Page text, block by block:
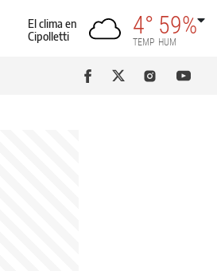
El clima en
Cipolletti
4°
TEMP
59%
HUM